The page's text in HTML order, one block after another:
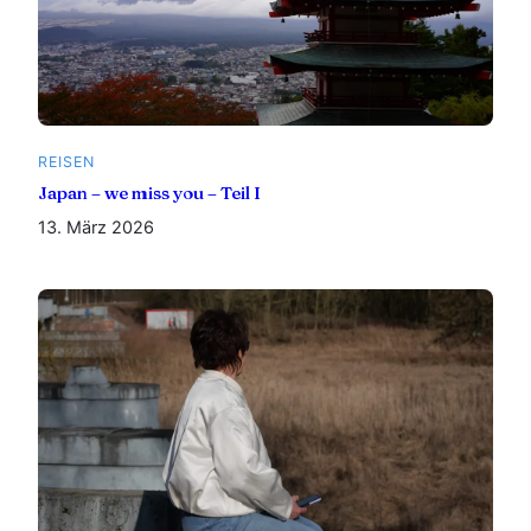
REISEN
Japan – we miss you – Teil I
13. März 2026